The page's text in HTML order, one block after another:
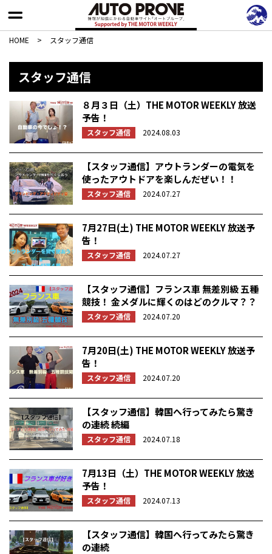
HOME > スタッフ通信
スタッフ通信
８月３日（土）THE MOTOR WEEKLY 放送
予告！
スタッフ通信 2024.08.03
【スタッフ通信】アウトランダーの電気を
使ったアウトドアを楽しんだぜい！！
スタッフ通信 2024.07.27
7月27日(土) THE MOTOR WEEKLY 放送予
告！
スタッフ通信 2024.07.27
【スタッフ通信】フランス車 無差別級 五種
競技！ 金メダルに輝くのはどのクルマ？？
スタッフ通信 2024.07.20
7月20日(土) THE MOTOR WEEKLY 放送予
告！
スタッフ通信 2024.07.20
【スタッフ通信】韓国へ行ってみたら驚き
の連続 続編
スタッフ通信 2024.07.18
7月13日（土）THE MOTOR WEEKLY 放送
予告！
スタッフ通信 2024.07.13
【スタッフ通信】韓国へ行ってみたら驚き
の連続